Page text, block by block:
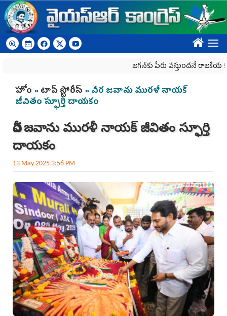
Skip to main content
????
జగన్‌కు పేరు వస్తుందనే రాజకీయ కక్షతో
You are here
హోం »టాప్ స్టోరీస్ » వీర జవాను మురళీ నాయక్
జీవితం స్ఫూర్తి దాయకం
వీర జవాను మురళీ నాయక్ జీవితం స్ఫూర్తి
దాయకం
13 May 2025 3:56 PM